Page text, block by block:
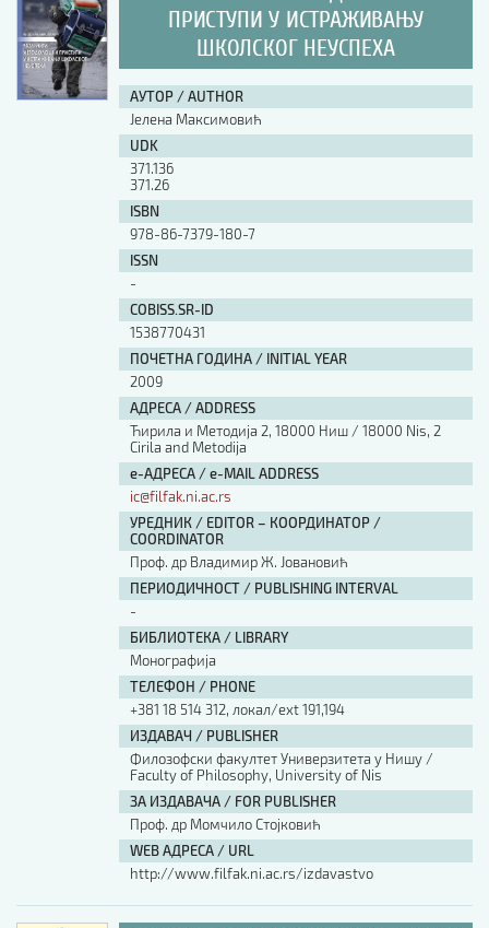
ПРИСТУПИ У ИСТРАЖИВАЊУ
ШКОЛСКОГ НЕУСПЕХА
АУТОР / AUTHOR
Јелена Максимовић
UDK
371.136
371.26
ISBN
978-86-7379-180-7
ISSN
-
COBISS.SR-ID
1538770431
ПОЧЕТНА ГОДИНА / INITIAL YEAR
2009
АДРЕСА / ADDRESS
Ћирила и Методија 2, 18000 Ниш / 18000 Nis, 2
Cirila and Metodija
е-АДРЕСА / e-MAIL ADDRESS
ic@filfak.ni.ac.rs
УРЕДНИК / EDITOR – КООРДИНАТОР /
COORDINATOR
Проф. др Владимир Ж. Јовановић
ПЕРИОДИЧНОСТ / PUBLISHING INTERVAL
-
БИБЛИОТЕКА / LIBRARY
Монографија
ТЕЛЕФОН / PHONE
+381 18 514 312, локал/ext 191,194
ИЗДАВАЧ / PUBLISHER
Филозофски факултет Универзитета у Нишу /
Faculty of Philosophy, University of Nis
ЗА ИЗДАВАЧА / FOR PUBLISHER
Проф. др Момчило Стојковић
WEB АДРЕСА / URL
http://www.filfak.ni.ac.rs/izdavastvo